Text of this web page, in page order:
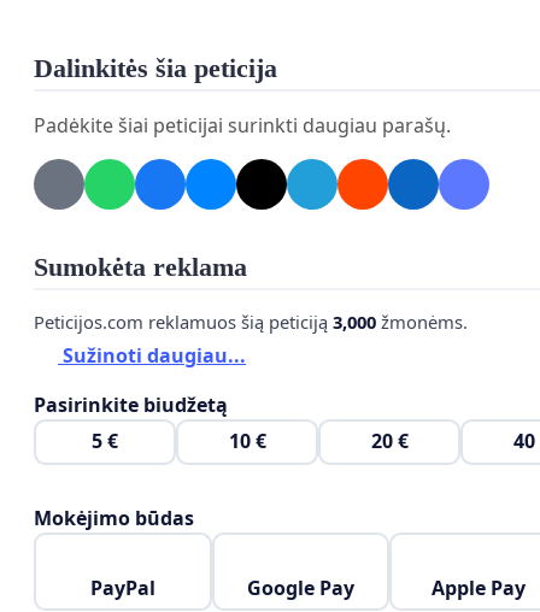
Dalinkitės šia peticija
Padėkite šiai peticijai surinkti daugiau parašų.
Sumokėta reklama
Peticijos.com reklamuos šią peticiją 3,000 žmonėms.
Sužinoti daugiau...
Pasirinkite biudžetą
5 €
10 € 20 € 40
Mokėjimo būdas
PayPal Google Pay Apple Pay